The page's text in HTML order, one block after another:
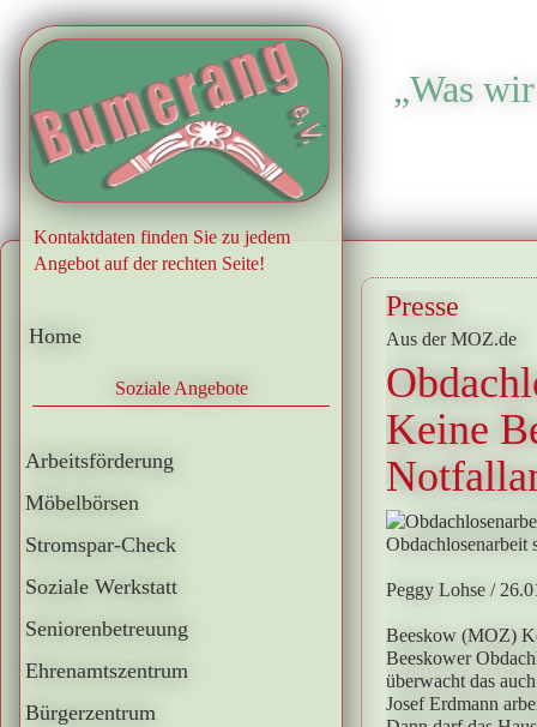
„Was
.
Kontaktdaten finden Sie zu jedem
Angebot auf der rechten Seite!
Home
Soziale Angebote
Arbeitsförderung
Möbelbörsen
Stromspar-Check
Soziale Werkstatt
Seniorenbetreuung
Ehrenamtszentrum
Bürgerzentrum
Presse
Aus der MOZ.de
Keine
Peggy Lohse /
Beeskow (MOZ)
Beeskower
überwacht das
Josef Erdmann